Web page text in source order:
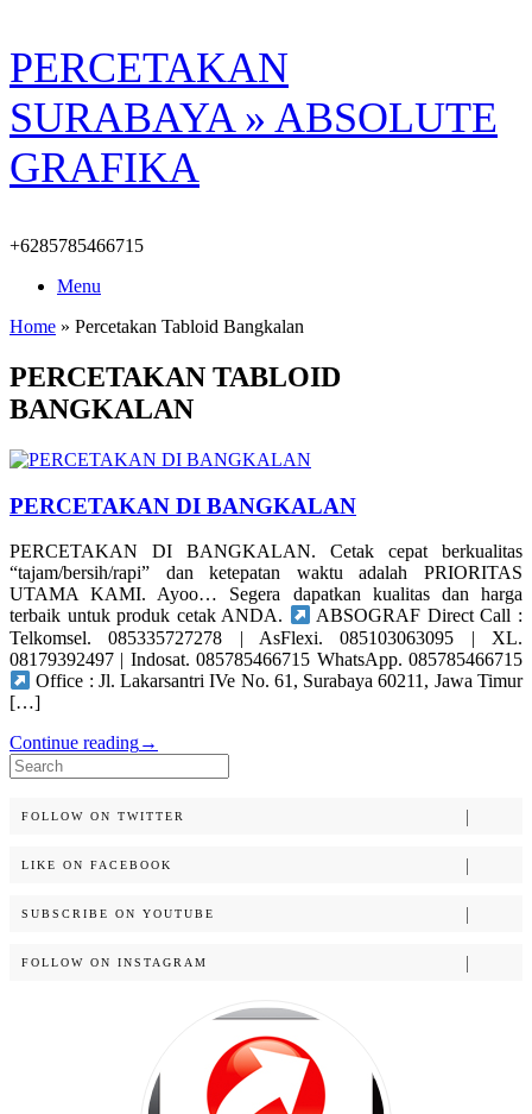
Skip
to
content
PERCETAKAN
SURABAYA » ABSOLUTE
GRAFIKA
+6285785466715
Menu
Home » Percetakan Tabloid Bangkalan
PERCETAKAN TABLOID
BANGKALAN
PERCETAKAN DI BANGKALAN
PERCETAKAN DI BANGKALAN. Cetak cepat berkualitas
“tajam/bersih/rapi” dan ketepatan waktu adalah PRIORITAS
UTAMA KAMI. Ayoo… Segera dapatkan kualitas dan harga
terbaik untuk produk cetak ANDA.
ABSOGRAF Direct Call :
Telkomsel. 085335727278 | AsFlexi. 085103063095 | XL.
08179392497 | Indosat. 085785466715 WhatsApp. 085785466715
Office : Jl. Lakarsantri IVe No. 61, Surabaya 60211, Jawa Timur
[…]
Continue reading→
Search
for:
FOLLOW ON TWITTER
LIKE ON FACEBOOK
SUBSCRIBE ON YOUTUBE
FOLLOW ON INSTAGRAM